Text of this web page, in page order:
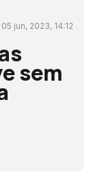
05 jun, 2023, 14:12
sem